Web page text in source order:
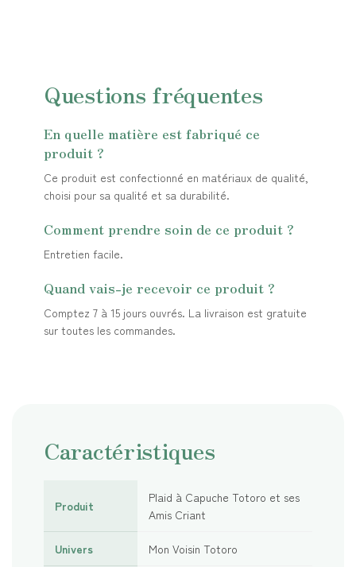
Questions fréquentes
En quelle matière est fabriqué ce
produit ?
Ce produit est confectionné en matériaux de qualité,
choisi pour sa qualité et sa durabilité.
Comment prendre soin de ce produit ?
Entretien facile.
Quand vais-je recevoir ce produit ?
Comptez 7 à 15 jours ouvrés. La livraison est gratuite
sur toutes les commandes.
Caractéristiques
Produit
Plaid à Capuche Totoro et ses
Amis Criant
Univers Mon Voisin Totoro